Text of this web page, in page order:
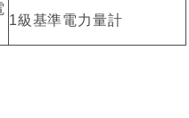
1級基準電力量計